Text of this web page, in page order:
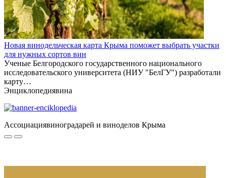
Новая винодельческая карта Крыма поможет выбрать участки
для нужных сортов вин
Ученые Белгородского государственного национального
исследовательского университета (НИУ "БелГУ") разработали
карту…
Энциклопедиявина
Ассоциациявиноградарей и виноделов Крыма